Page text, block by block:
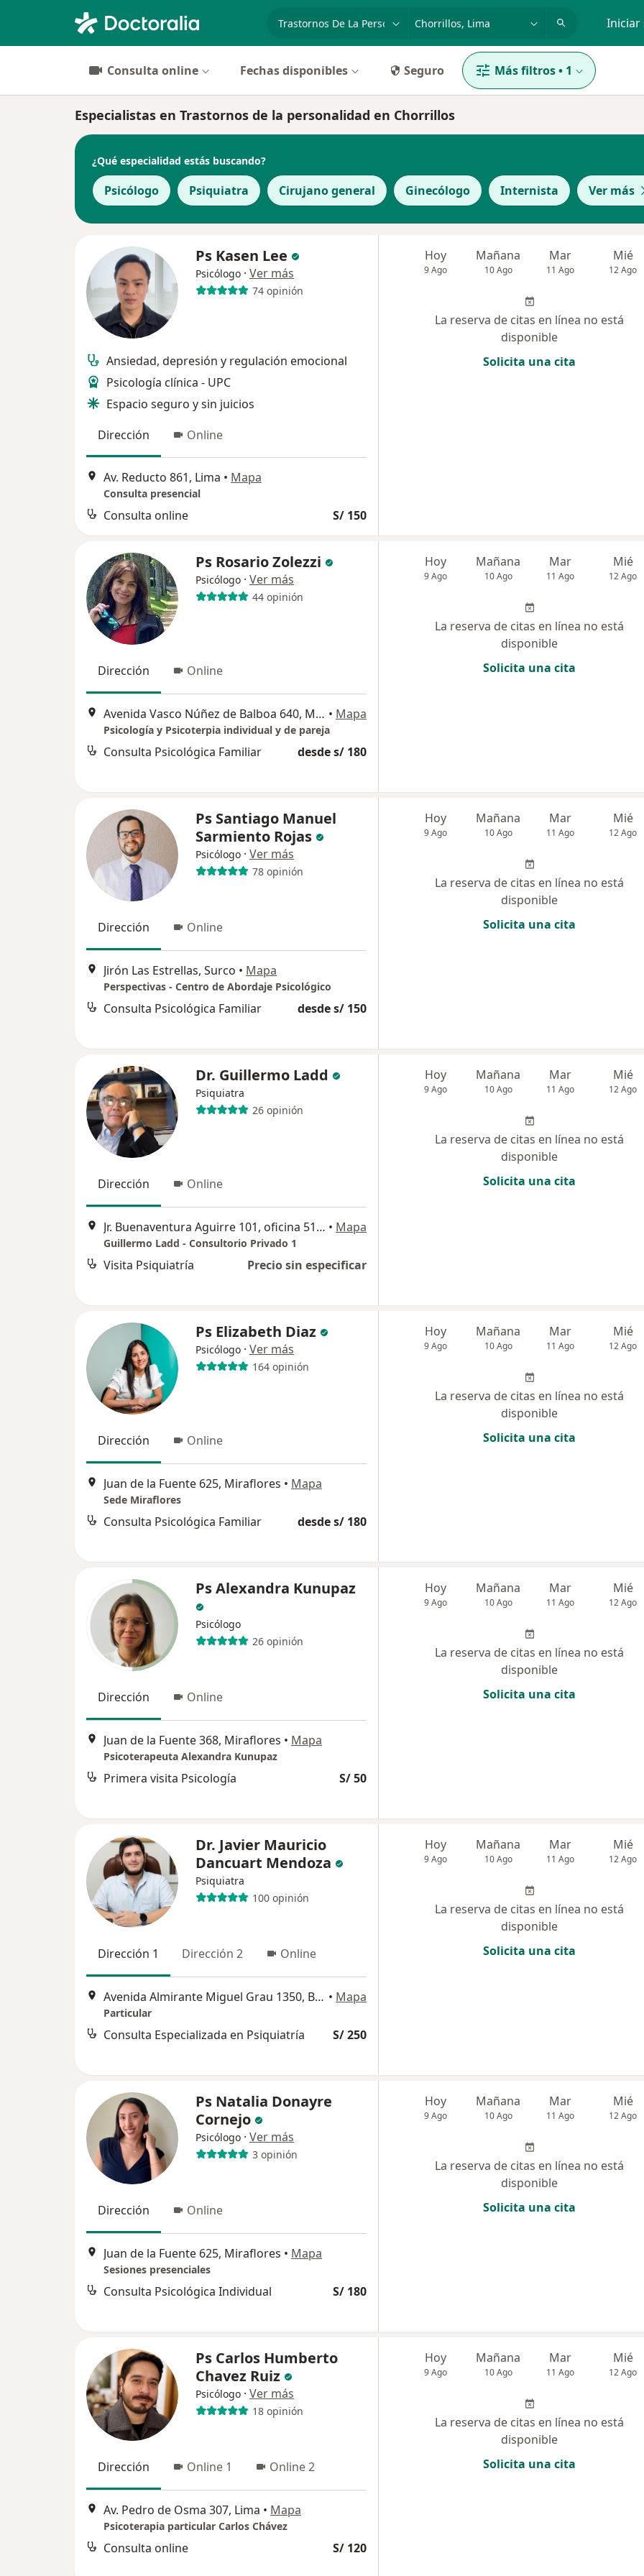
Iniciar
Consulta online Fechas disponibles Seguro Más filtros• 1
Especialistas en Trastornos de la personalidad en Chorrillos
¿Qué especialidad estás buscando?
Psicólogo Psiquiatra Cirujano general Ginecólogo Internista Ver más
Ps Kasen Lee
Psicólogo · Ver más
74 opinión
Ansiedad, depresión y regulación emocional
Psicología clínica - UPC
Espacio seguro y sin juicios
Dirección
Online
Av. Reducto 861, Lima • Mapa
Consulta presencial
Consulta online S/ 150
Hoy
9 Ago
Mañana
10 Ago
Mar
11 Ago
Mié
12 Ago
La reserva de citas en línea no está
disponible
Solicita una cita
Ps Rosario Zolezzi
Psicólogo · Ver más
44 opinión
Dirección Online
Avenida Vasco Núñez de Balboa 640, Miraflores • Mapa
Psicología y Psicoterpia individual y de pareja
Consulta Psicológica Familiar desde s/ 180
Hoy
9 Ago
Mañana
10 Ago
Mar
11 Ago
Mié
12 Ago
La reserva de citas en línea no está
disponible
Solicita una cita
Ps Santiago Manuel
Sarmiento Rojas
Psicólogo · Ver más
78 opinión
Dirección Online
Jirón Las Estrellas, Surco • Mapa
Perspectivas - Centro de Abordaje Psicológico
Consulta Psicológica Familiar desde s/ 150
Hoy
9 Ago
Mañana
10 Ago
Mar
11 Ago
Mié
12 Ago
La reserva de citas en línea no está
disponible
Solicita una cita
Dr. Guillermo Ladd
Psiquiatra
26 opinión
Dirección Online
Jr. Buenaventura Aguirre 101, oficina 511, Barranco, Barranco • Mapa
Guillermo Ladd - Consultorio Privado 1
Visita Psiquiatría Precio sin especificar
Hoy
9 Ago
Mañana
10 Ago
Mar
11 Ago
Mié
12 Ago
La reserva de citas en línea no está
disponible
Solicita una cita
Ps Elizabeth Diaz
Psicólogo · Ver más
164 opinión
Dirección Online
Juan de la Fuente 625, Miraflores • Mapa
Sede Miraflores
Consulta Psicológica Familiar desde s/ 180
Hoy
9 Ago
Mañana
10 Ago
Mar
11 Ago
Mié
12 Ago
La reserva de citas en línea no está
disponible
Solicita una cita
Ps Alexandra Kunupaz
Psicólogo
26 opinión
Dirección Online
Juan de la Fuente 368, Miraflores • Mapa
Psicoterapeuta Alexandra Kunupaz
Primera visita Psicología S/ 50
Hoy
9 Ago
Mañana
10 Ago
Mar
11 Ago
Mié
12 Ago
La reserva de citas en línea no está
disponible
Solicita una cita
Dr. Javier Mauricio
Dancuart Mendoza
Psiquiatra
100 opinión
Dirección 1 Dirección 2 Online
Avenida Almirante Miguel Grau 1350, Barranco • Mapa
Particular
Consulta Especializada en Psiquiatría S/ 250
Hoy
9 Ago
Mañana
10 Ago
Mar
11 Ago
Mié
12 Ago
La reserva de citas en línea no está
disponible
Solicita una cita
Ps Natalia Donayre
Cornejo
Psicólogo · Ver más
3 opinión
Dirección Online
Juan de la Fuente 625, Miraflores • Mapa
Sesiones presenciales
Consulta Psicológica Individual S/ 180
Hoy
9 Ago
Mañana
10 Ago
Mar
11 Ago
Mié
12 Ago
La reserva de citas en línea no está
disponible
Solicita una cita
Ps Carlos Humberto
Chavez Ruiz
Psicólogo · Ver más
18 opinión
Dirección Online 1 Online 2
Av. Pedro de Osma 307, Lima • Mapa
Psicoterapia particular Carlos Chávez
Consulta online S/ 120
Hoy
9 Ago
Mañana
10 Ago
Mar
11 Ago
Mié
12 Ago
La reserva de citas en línea no está
disponible
Solicita una cita